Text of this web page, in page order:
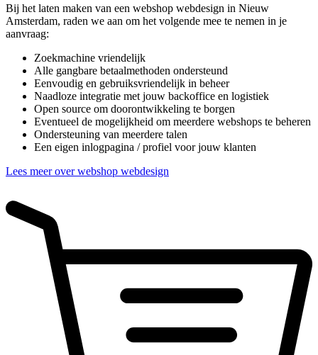
Bij het laten maken van een webshop webdesign in Nieuw
Amsterdam, raden we aan om het volgende mee te nemen in je
aanvraag:
Zoekmachine vriendelijk
Alle gangbare betaalmethoden ondersteund
Eenvoudig en gebruiksvriendelijk in beheer
Naadloze integratie met jouw backoffice en logistiek
Open source om doorontwikkeling te borgen
Eventueel de mogelijkheid om meerdere webshops te beheren
Ondersteuning van meerdere talen
Een eigen inlogpagina / profiel voor jouw klanten
Lees meer over webshop webdesign